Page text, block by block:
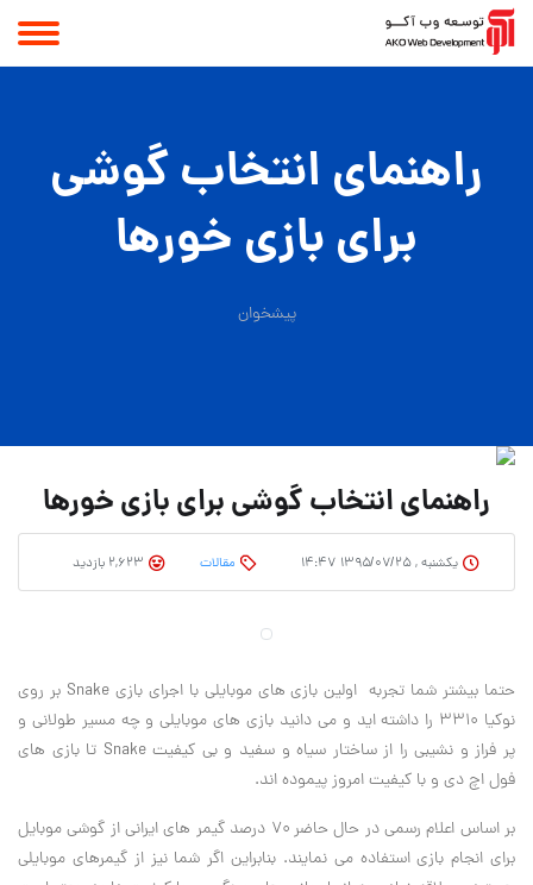
راهنمای انتخاب گوشی
برای بازی خورها
پیشخوان
راهنمای انتخاب گوشی برای بازی خورها
یکشنبه , ۱۳۹۵/۰۷/۲۵ ۱۴:۴۷ مقالات
حتما بیشتر شما تجربه اولین بازی های موبایلی با اجرای بازی Snake بر روی
نوکیا ۳۳۱۰ را داشته اید و می دانید بازی های موبایلی و چه مسیر طولانی و
پر فراز و نشیبی را از ساختار سیاه و سفید و بی کیفیت Snake‏ ‏تا بازی های
فول اچ دی و با کیفیت امروز پیموده اند.
بر اساس اعلام رسمی در حال حاضر ۷۰ درصد گیمر های ایرانی از گوشی موبایل
برای انجام بازی استفاده می نمایند. بنابراین اگر شما نیز از گیمرهای موبایلی